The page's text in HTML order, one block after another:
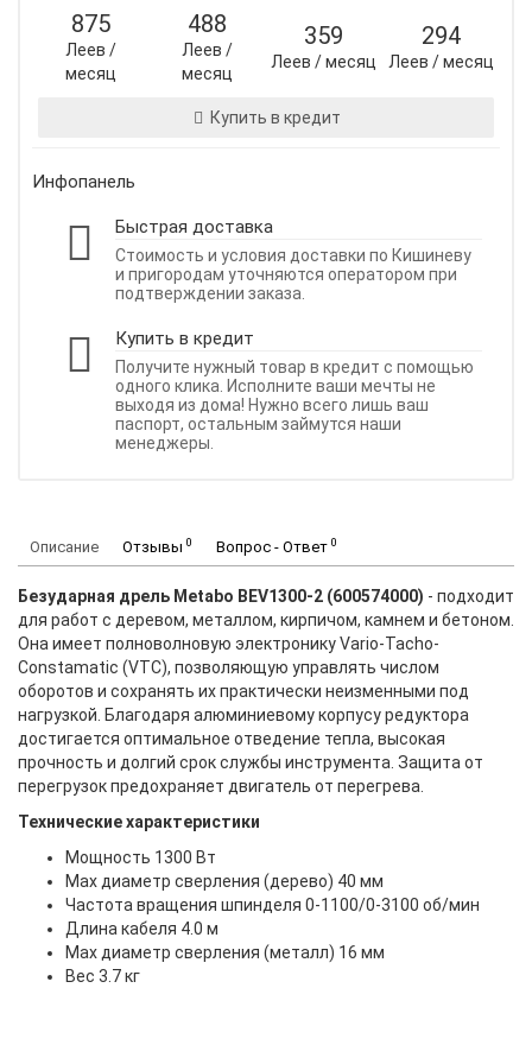
875
Леев /
месяц
488
Леев /
месяц
359
Леев / месяц
294
Леев / месяц
Купить в кредит
Инфопанель
Быстрая доставка
Стоимость и условия доставки по Кишиневу
и пригородам уточняются оператором при
подтверждении заказа.
Купить в кредит
Получите нужный товар в кредит с помощью
одного клика. Исполните ваши мечты не
выходя из дома! Нужно всего лишь ваш
паспорт, остальным займутся наши
менеджеры.
Описание Отзывы 0 Вопрос - Ответ 0
Безударная дрель Metabo BEV1300-2 (600574000) - подходит
для работ с деревом, металлом, кирпичом, камнем и бетоном.
Она имеет полноволновую электронику Vario-Tacho-
Constamatic (VTC), позволяющую управлять числом
оборотов и сохранять их практически неизменными под
нагрузкой. Благодаря алюминиевому корпусу редуктора
достигается оптимальное отведение тепла, высокая
прочность и долгий срок службы инструмента. Защита от
перегрузок предохраняет двигатель от перегрева.
Технические характеристики
Мощность 1300 Вт
Мах диаметр сверления (дерево) 40 мм
Частота вращения шпинделя 0-1100/0-3100 об/мин
Длина кабеля 4.0 м
Max диаметр сверления (металл) 16 мм
Вес 3.7 кг